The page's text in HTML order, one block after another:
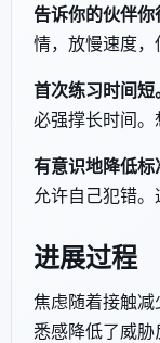
告诉你的伙伴你
情，放慢速度，
首次练习时间短
必强撑长时间。
有意识地降低标
允许自己犯错。
进展过程
焦虑随着接触
悉感降低了威